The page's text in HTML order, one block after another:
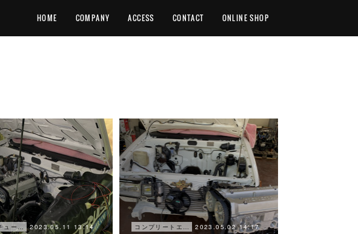
HOME COMPANY ACCESS CONTACT ONLINE SHOP
エンジンチューニング 2023.05.11 13:14 コンプリートエンジン 2023.05.02 14:17